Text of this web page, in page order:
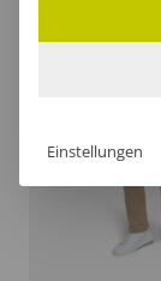
Einstellungen